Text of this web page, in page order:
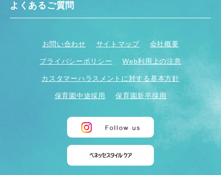
よくあるご質問
お問い合わせ サイトマップ 会社概要
プライバシーポリシー Web利用上の注意
カスタマーハラスメントに対する基本方針
保育園中途採用 保育園新卒採用